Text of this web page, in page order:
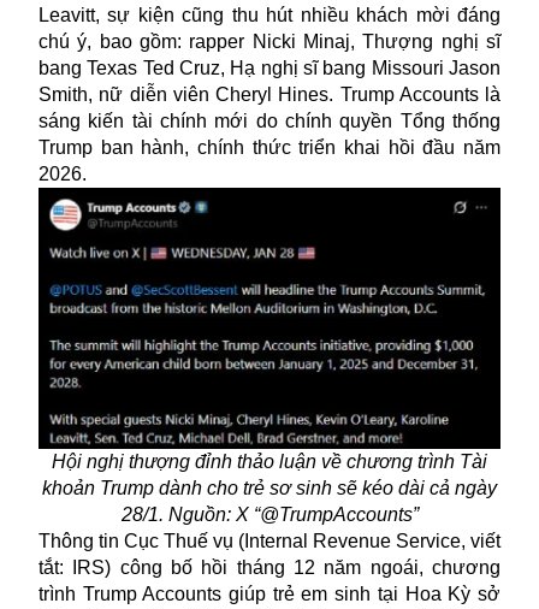
Leavitt, sự kiện cũng thu hút nhiều khách mời đáng
chú ý, bao gồm: rapper Nicki Minaj, Thượng nghị sĩ
bang Texas Ted Cruz, Hạ nghị sĩ bang Missouri Jason
Smith, nữ diễn viên Cheryl Hines. Trump Accounts là
sáng kiến tài chính mới do chính quyền Tổng thống
Trump ban hành, chính thức triển khai hồi đầu năm
2026.
Hội nghị thượng đỉnh thảo luận về chương trình Tài
khoản Trump dành cho trẻ sơ sinh sẽ kéo dài cả ngày
28/1. Nguồn: X “@TrumpAccounts”
Thông tin Cục Thuế vụ (Internal Revenue Service, viết
tắt: IRS) công bố hồi tháng 12 năm ngoái, chương
trình Trump Accounts giúp trẻ em sinh tại Hoa Kỳ sở